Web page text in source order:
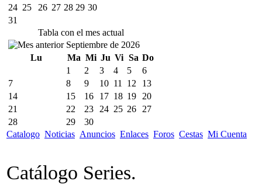
24 25 26 27 28 29 30
31
Tabla con el mes actual
Septiembre de 2026
Lu
Ma Mi Ju Vi Sa Do
1
2 3 4 5
6
7
8 9 10 11 12
13
14
15 16 17 18 19
20
21
22 23 24 25 26
27
28
29
30
Catalogo Noticias Anuncios Enlaces Foros Cestas Mi Cuenta
Catálogo Series.